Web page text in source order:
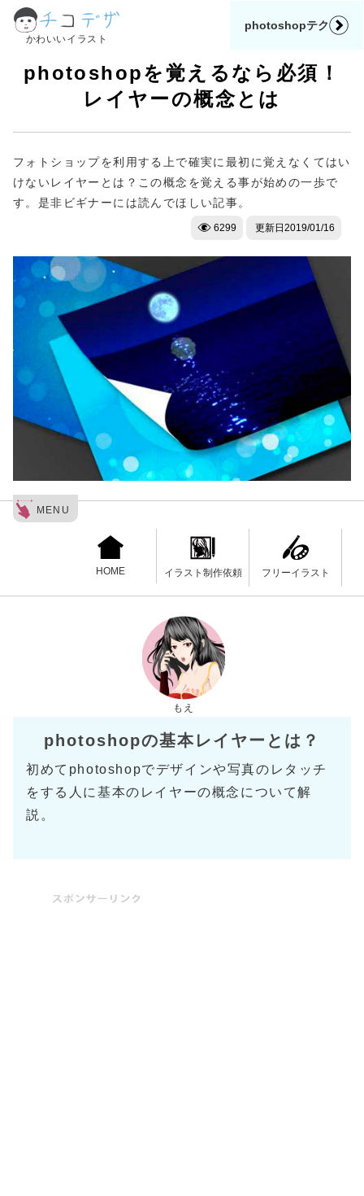
かわいいイラスト
photoshopテク
photoshopを覚えるなら必須！
レイヤーの概念とは
フォトショップを利用する上で確実に最初に覚えなくてはい
けないレイヤーとは？この概念を覚える事が始めの一歩で
す。是非ビギナーには読んでほしい記事。
6299 更新日 2019/01/16
MENU
HOME イラスト制作依頼 フリーイラスト
もえ
photoshopの基本レイヤーとは？
初めてphotoshopでデザインや写真のレタッチ
をする人に基本のレイヤーの概念について解
説。